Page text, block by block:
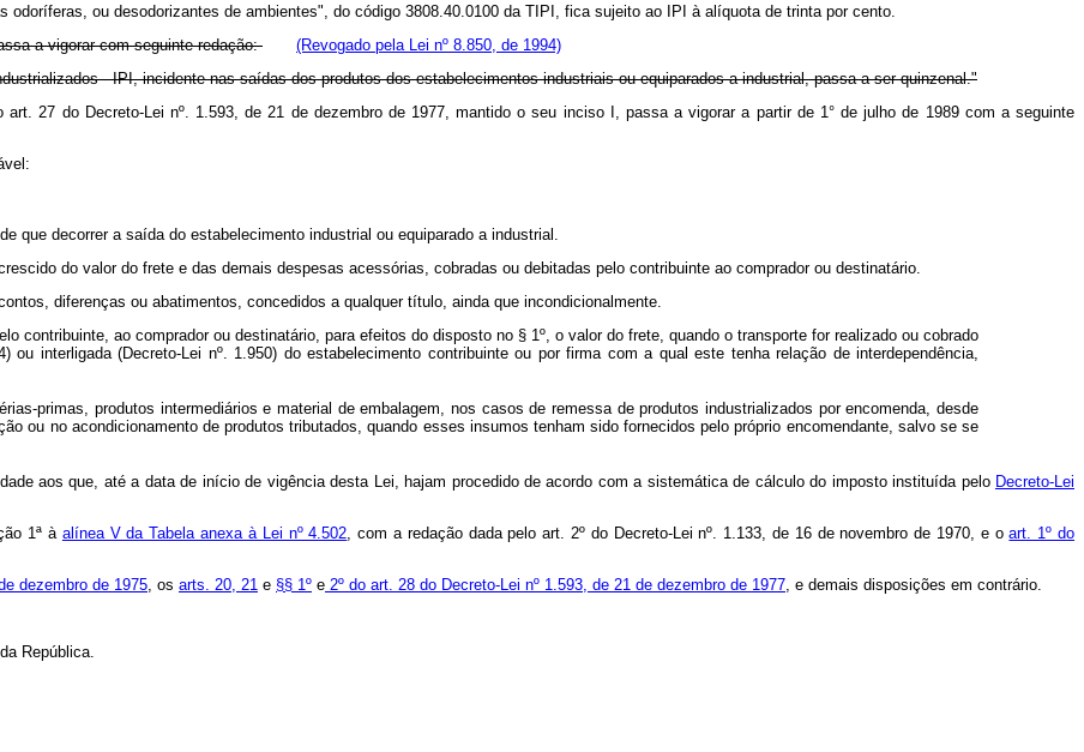
ou desodorizantes de ambientes", do código 3808.40.0100 da TIPI, fica sujeito ao IPI à alíquota de trinta por cento.
a vigorar com seguinte redação:
(Revogado pela Lei nº 8.850, de 1994)
- IPI, incidente nas saídas dos produtos dos estabelecimentos industriais ou equiparados a industrial, passa a ser quinzenal."
art. 27 do Decreto-Lei nº. 1.593, de 21 de dezembro de 1977, mantido o seu inciso I, passa a vigorar a partir de 1° de julho de 1989 com a seguinte
que decorrer a saída do estabelecimento industrial ou equiparado a industrial.
do valor do frete e das demais despesas acessórias, cobradas ou debitadas pelo contribuinte ao comprador ou destinatário.
diferenças ou abatimentos, concedidos a qualquer título, ainda que incondicionalmente.
contribuinte, ao comprador ou destinatário, para efeitos do disposto no § 1º, o valor do frete, quando o transporte for realizado ou cobrado
ou interligada (Decreto-Lei nº. 1.950) do estabelecimento contribuinte ou por firma com a qual este tenha relação de interdependência,
primas, produtos intermediários e material de embalagem, nos casos de remessa de produtos industrializados por encomenda, desde
ou no acondicionamento de produtos tributados, quando esses insumos tenham sido fornecidos pelo próprio encomendante, salvo se se
aos que, até a data de início de vigência desta Lei, hajam procedido de acordo com a sistemática de cálculo do imposto instituída pelo Decreto-Lei
1ª à alínea V da Tabela anexa à Lei nº 4.502 , com a redação dada pelo art. 2º do Decreto-Lei nº. 1.133, de 16 de novembro de 1970, e oart. 1º do
dezembro de 1975 , os arts. 20, 21 e §§ 1º e 2º do art. 28 do Decreto-Lei nº 1.593, de 21 de dezembro de 1977 , e demais disposições em contrário.
República.